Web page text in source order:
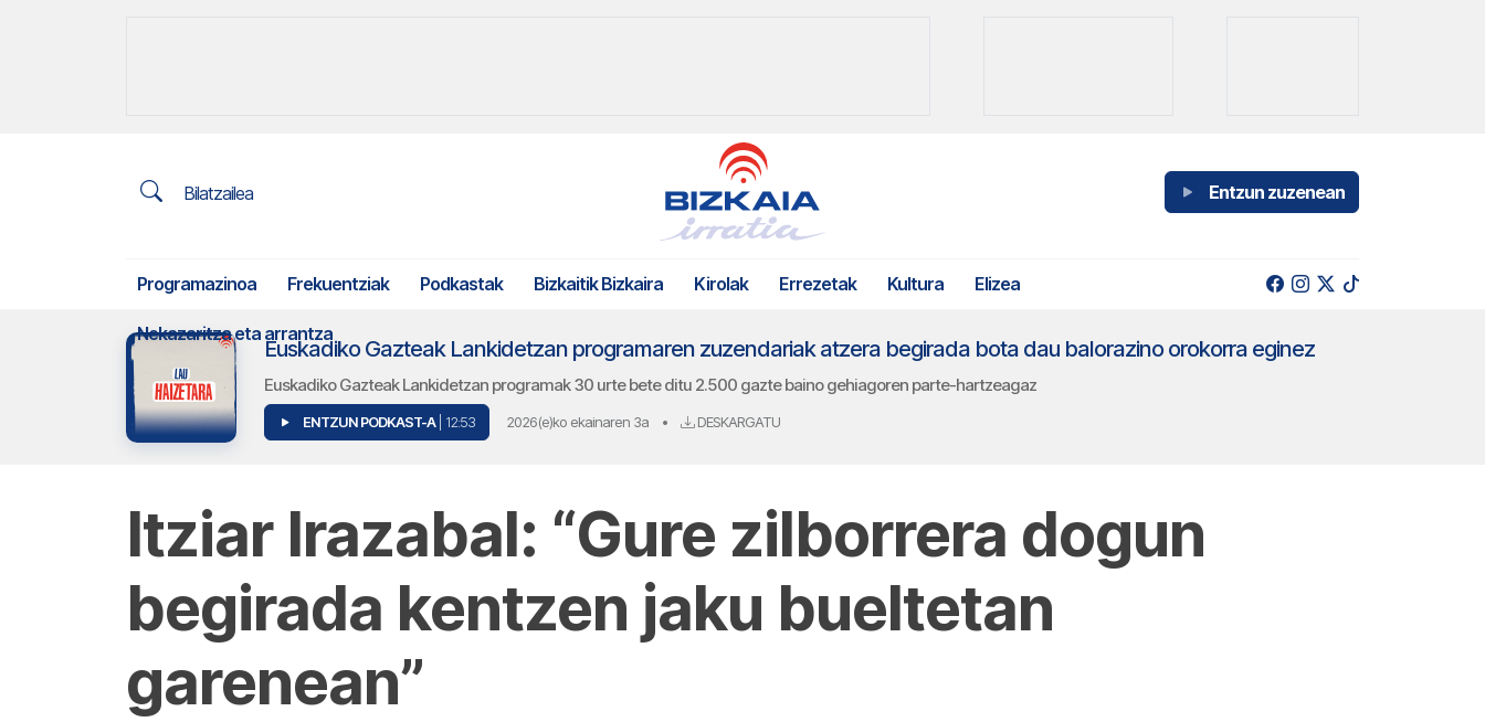
Bilatzailea Entzun zuzenean
Programazinoa Frekuentziak Podkastak Bizkaitik Bizkaira Kirolak Errezetak Kultura Elizea
Nekazaritza eta arrantza
Euskadiko Gazteak Lankidetzan programaren zuzendariak atzera begirada bota dau balorazino orokorra eginez
Euskadiko Gazteak Lankidetzan programak 30 urte bete ditu 2.500 gazte baino gehiagoren parte-hartzeagaz
ENTZUN PODKAST-A | 12:53 2026(e)ko ekainaren 3a • DESKARGATU
Itziar Irazabal: “Gure zilborrera dogun
begirada kentzen jaku bueltetan
garenean”